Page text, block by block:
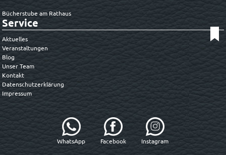
Bücherstube am Rathaus
Service
Aktuelles
Veranstaltungen
Blog
Unser Team
Kontakt
Datenschutzerklärung
Impressum
WhatsApp Facebook Instagram